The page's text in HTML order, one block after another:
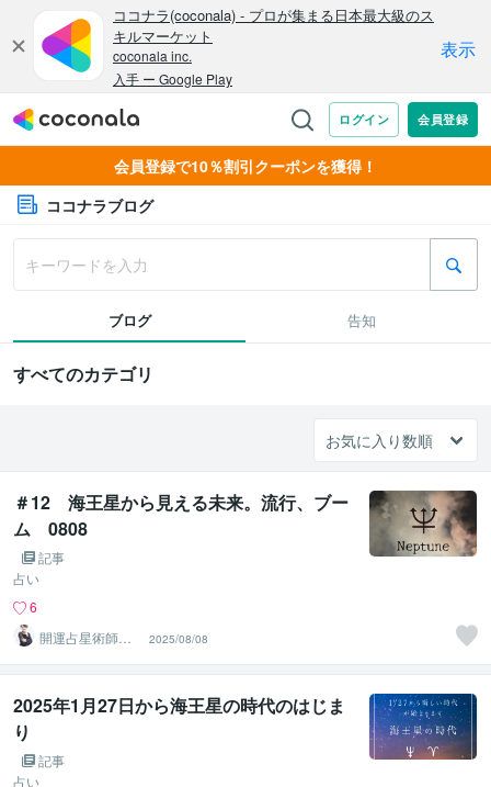
会員登録で10％割引クーポンを獲得！
ココナラブログ
ブログ 告知
すべてのカテゴリ
＃12 海王星から見える未来。流行、ブー
ム 0808
記事
占い
6
開運占星術師
那由多嶺
2025/08/08
2025年1月27日から海王星の時代のはじま
り
記事
占い